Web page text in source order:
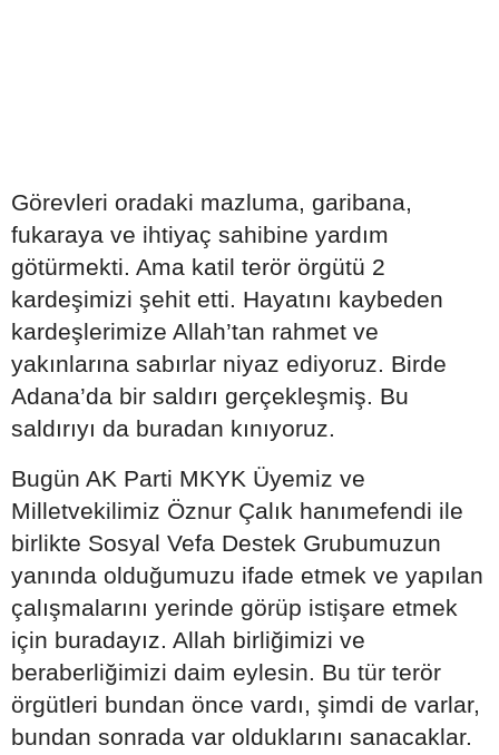
Görevleri oradaki mazluma, garibana,
fukaraya ve ihtiyaç sahibine yardım
götürmekti. Ama katil terör örgütü 2
kardeşimizi şehit etti. Hayatını kaybeden
kardeşlerimize Allah’tan rahmet ve
yakınlarına sabırlar niyaz ediyoruz. Birde
Adana’da bir saldırı gerçekleşmiş. Bu
saldırıyı da buradan kınıyoruz.
Bugün AK Parti MKYK Üyemiz ve
Milletvekilimiz Öznur Çalık hanımefendi ile
birlikte Sosyal Vefa Destek Grubumuzun
yanında olduğumuzu ifade etmek ve yapılan
çalışmalarını yerinde görüp istişare etmek
için buradayız. Allah birliğimizi ve
beraberliğimizi daim eylesin. Bu tür terör
örgütleri bundan önce vardı, şimdi de varlar,
bundan sonrada var olduklarını sanacaklar.